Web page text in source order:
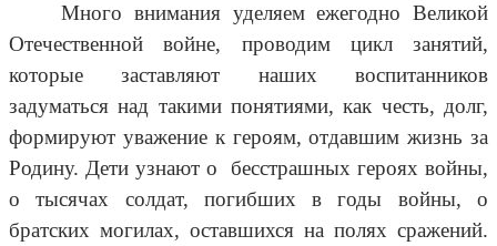
Много внимания уделяем ежегодно Великой
Отечественной войне, проводим цикл занятий,
которые заставляют наших воспитанников
задуматься над такими понятиями, как честь, долг,
формируют уважение к героям, отдавшим жизнь за
Родину. Дети узнают о бесстрашных героях войны,
о тысячах солдат, погибших в годы войны, о
братских могилах, оставшихся на полях сражений.